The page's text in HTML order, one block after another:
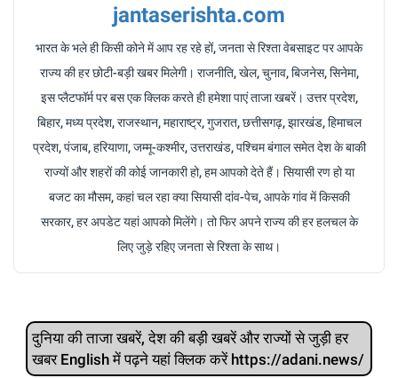
jantaserishta.com
भारत के भले ही किसी कोने में आप रह रहे हों, जनता से रिश्ता वेबसाइट पर आपके
राज्य की हर छोटी-बड़ी खबर मिलेगी। राजनीति, खेल, चुनाव, बिजनेस, सिनेमा,
इस प्लैटफॉर्म पर बस एक क्लिक करते ही हमेशा पाएं ताजा खबरें। उत्तर प्रदेश,
बिहार, मध्य प्रदेश, राजस्थान, महाराष्ट्र, गुजरात, छत्तीसगढ़, झारखंड, हिमाचल
प्रदेश, पंजाब, हरियाणा, जम्मू-कश्मीर, उत्तराखंड, पश्चिम बंगाल समेत देश के बाकी
राज्यों और शहरों की कोई जानकारी हो, हम आपको देते हैं। सियासी रण हो या
बजट का मौसम, कहां चल रहा क्या सियासी दांव-पेच, आपके गांव में किसकी
सरकार, हर अपडेट यहां आपको मिलेंगे। तो फिर अपने राज्य की हर हलचल के
लिए जुड़े रहिए जनता से रिश्ता के साथ।
दुनिया की ताजा खबरें, देश की बड़ी खबरें और राज्‍यों से जुड़ी हर
खबर English में पढ़ने यहां क्लिक करें https://adani.news/